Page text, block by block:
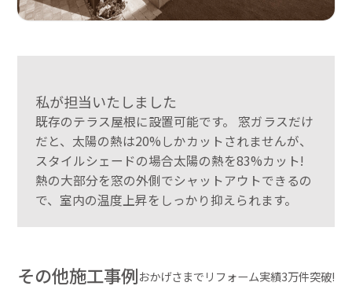
私が担当いたしました
既存のテラス屋根に設置可能です。 窓ガラスだけ
だと、太陽の熱は20%しかカットされませんが、
スタイルシェードの場合太陽の熱を83%カット!
熱の大部分を窓の外側でシャットアウトできるの
で、室内の温度上昇をしっかり抑えられます。
その他施工事例おかげさまでリフォーム実績3万件突破!